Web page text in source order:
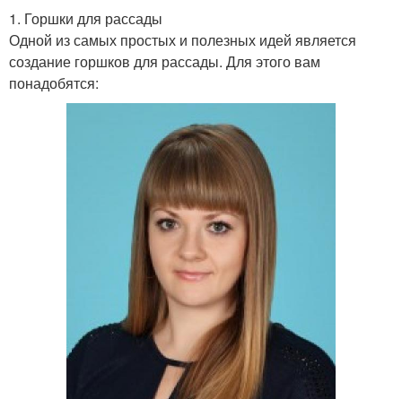
1. Горшки для рассады
Одной из самых простых и полезных идей является
создание горшков для рассады. Для этого вам
понадобятся: